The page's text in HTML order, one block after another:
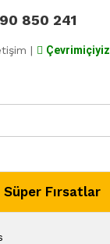
850 241
| Çevrimiçiyiz
Süper Fırsatlar